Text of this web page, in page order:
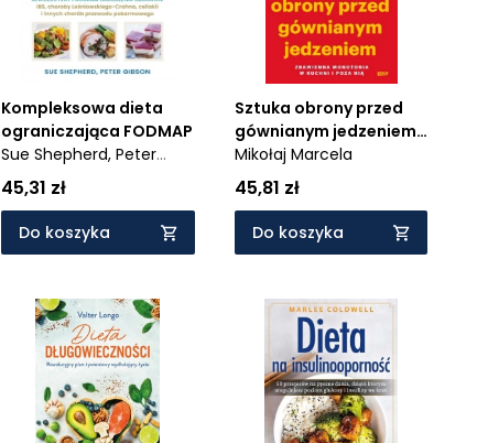
Kompleksowa dieta
ograniczająca FODMAP
Sue Shepherd, Peter
Gibson
45,31 zł
Do koszyka
Sztuka obrony przed
gównianym jedzeniem.
Zbawienna monotonia
w kuchni i poza nią
Mikołaj Marcela
45,81 zł
Do koszyka